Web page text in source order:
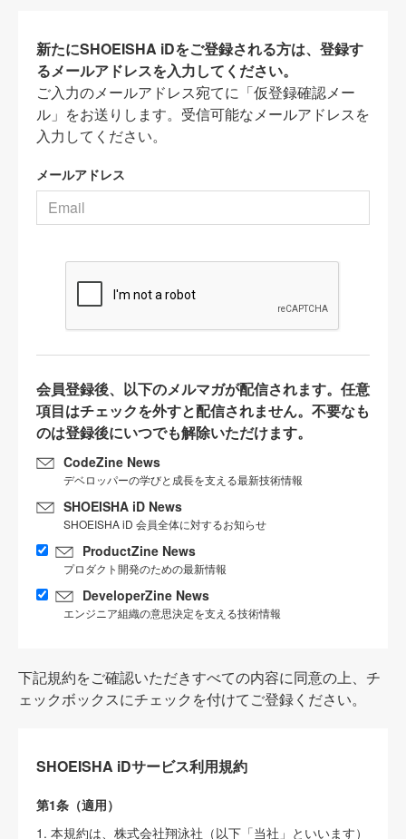
新たにSHOEISHA iDをご登録される方は、登録す
るメールアドレスを入力してください。
ご入力のメールアドレス宛てに「仮登録確認メー
ル」をお送りします。受信可能なメールアドレスを
入力してください。
メールアドレス
会員登録後、以下のメルマガが配信されます。任意
項目はチェックを外すと配信されません。不要なも
のは登録後にいつでも解除いただけます。
CodeZine News
デベロッパーの学びと成長を支える最新技術情報
SHOEISHA iD News
SHOEISHA iD 会員全体に対するお知らせ
ProductZine News
プロダクト開発のための最新情報
DeveloperZine News
エンジニア組織の意思決定を支える技術情報
下記規約をご確認いただきすべての内容に同意の上、チ
ェックボックスにチェックを付けてご登録ください。
SHOEISHA iDサービス利用規約
第1条（適用）
1. 本規約は、株式会社翔泳社（以下「当社」といいます）